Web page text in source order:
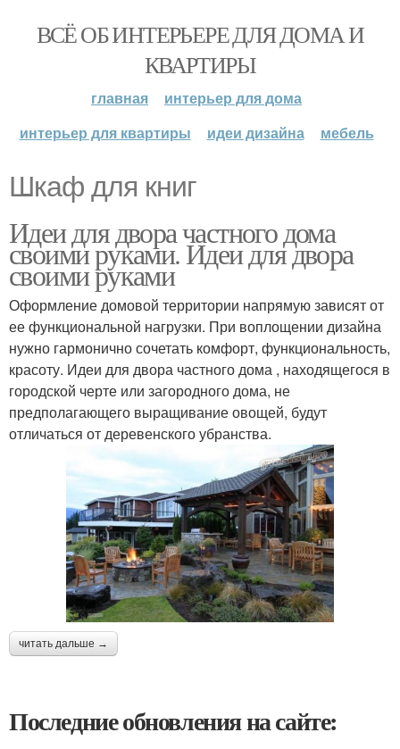
ВСЁ ОБ ИНТЕРЬЕРЕ ДЛЯ ДОМА И
КВАРТИРЫ
главная
интерьер для дома
интерьер для квартиры
идеи дизайна мебель
Шкаф для книг
Идеи для двора частного дома
своими руками. Идеи для двора
своими руками
Оформление домовой территории напрямую зависят от
ее функциональной нагрузки. При воплощении дизайна
нужно гармонично сочетать комфорт, функциональность,
красоту. Идеи для двора частного дома , находящегося в
городской черте или загородного дома, не
предполагающего выращивание овощей, будут
отличаться от деревенского убранства.
читать дальше →
Последние обновления на сайте: